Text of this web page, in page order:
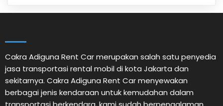
Cakra Adiguna Rent Car merupakan salah satu penyedia
jasa transportasi rental mobil di kota Jakarta dan
sekitarnya. Cakra Adiguna Rent Car menyewakan
berbagai jenis kendaraan untuk kemudahan dalam